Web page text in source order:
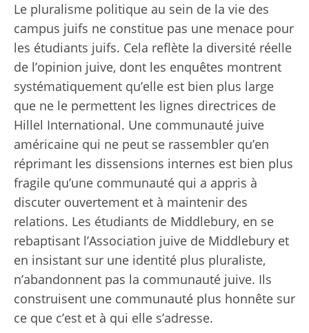
Le pluralisme politique au sein de la vie des
campus juifs ne constitue pas une menace pour
les étudiants juifs. Cela reflète la diversité réelle
de l’opinion juive, dont les enquêtes montrent
systématiquement qu’elle est bien plus large
que ne le permettent les lignes directrices de
Hillel International. Une communauté juive
américaine qui ne peut se rassembler qu’en
réprimant les dissensions internes est bien plus
fragile qu’une communauté qui a appris à
discuter ouvertement et à maintenir des
relations. Les étudiants de Middlebury, en se
rebaptisant l’Association juive de Middlebury et
en insistant sur une identité plus pluraliste,
n’abandonnent pas la communauté juive. Ils
construisent une communauté plus honnête sur
ce que c’est et à qui elle s’adresse.